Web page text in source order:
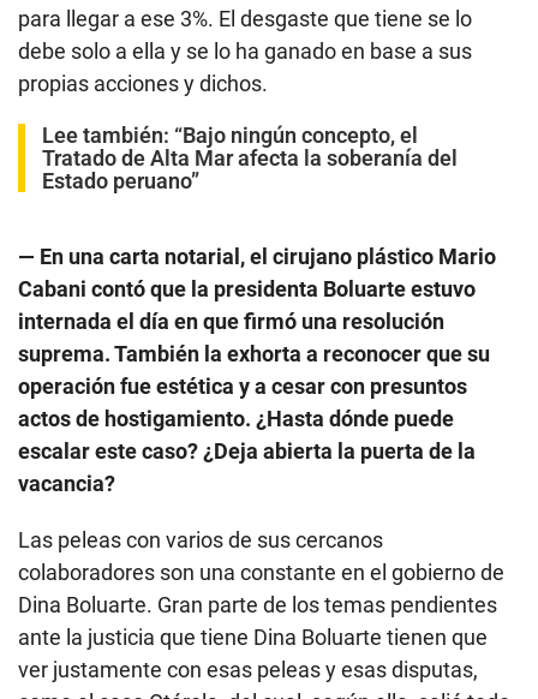
para llegar a ese 3%. El desgaste que tiene se lo
debe solo a ella y se lo ha ganado en base a sus
propias acciones y dichos.
Lee también: “Bajo ningún concepto, el
Tratado de Alta Mar afecta la soberanía del
Estado peruano”
— En una carta notarial, el cirujano plástico Mario
Cabani contó que la presidenta Boluarte estuvo
internada el día en que firmó una resolución
suprema. También la exhorta a reconocer que su
operación fue estética y a cesar con presuntos
actos de hostigamiento. ¿Hasta dónde puede
escalar este caso? ¿Deja abierta la puerta de la
vacancia?
Las peleas con varios de sus cercanos
colaboradores son una constante en el gobierno de
Dina Boluarte. Gran parte de los temas pendientes
ante la justicia que tiene Dina Boluarte tienen que
ver justamente con esas peleas y esas disputas,